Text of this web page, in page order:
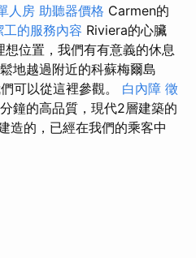
人房 助聽器價格 Carmen的
工的服務內容 Riviera的心臟
想位置，我們有有意義的休息
地越過附近的科蘇梅爾島
可以從這裡參觀。 白內障 徵
鐘的高品質，現代2層建築的
造的，已經在我們的乘客中